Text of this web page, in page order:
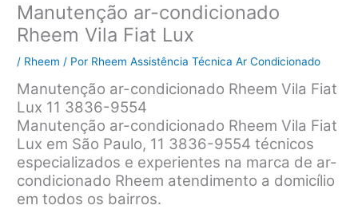
Manutenção ar-condicionado
Rheem Vila Fiat Lux
/ Rheem / Por Rheem Assistência Técnica Ar Condicionado
Manutenção ar-condicionado Rheem Vila Fiat
Lux 11 3836-9554
Manutenção ar-condicionado Rheem Vila Fiat
Lux em São Paulo, 11 3836-9554 técnicos
especializados e experientes na marca de ar-
condicionado Rheem atendimento a domicílio
em todos os bairros.